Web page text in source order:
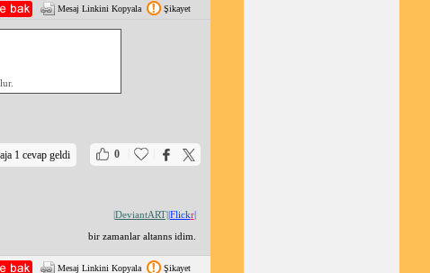
Mesaj Linkini Kopyala Şikayet
0
1 cevap geldi
|DeviantART||Flickr|
bir zamanlar altanns idim.
Mesaj Linkini Kopyala Şikayet